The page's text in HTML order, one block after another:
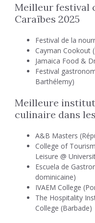
Meilleur festival
Caraïbes 2025
Festival de la
Cayman Cookout
Jamaica Food &
Festival
Barthélemy)
Meilleure
culinaire dans
A&B Masters
College of
Leisure @
Escuela de
dominicaine)
IVAEM College
The Hospitality
College (Barbade)